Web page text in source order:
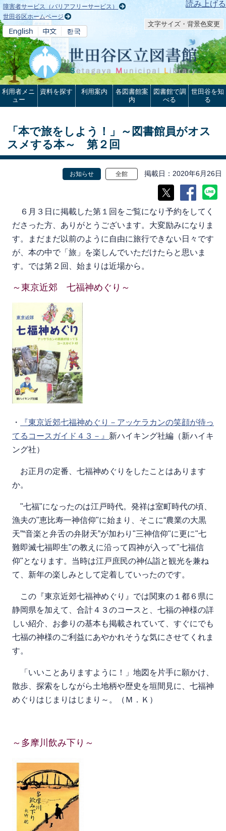
本文へ 読み上げる
障害者サービス（バリアフリーサービス）
世田谷区ホームページ
文字サイズ・背景色変更
利用者メニ
ュー
資料を探す 利用案内
各図書館案
内
図書館で調
べる
世田谷を知
る
「本で旅をしよう！」～図書館員がオス
スメする本～ 第２回
お知らせ 全館 掲載日 2020年6月26日
６月３日に掲載した第１回をご覧になり予約をしてく
ださった方、ありがとうございます。大変励みになりま
す。まだまだ以前のように自由に旅行できない日々です
が、本の中で「旅」を楽しんでいただけたらと思いま
す。では第２回、始まりは近場から。
～東京近郊 七福神めぐり～
・
『東京近郊七福神めぐり－アッケラカンの笑顔が待っ
てるコースガイド４３－』 新ハイキング社編（新ハイキ
ング社）
お正月の定番、七福神めぐりをしたことはあります
か。
"七福"になったのは江戸時代。発祥は室町時代の頃、
漁夫の"恵比寿一神信仰"に始まり、そこに“農業の大黒
天”“音楽と弁舌の弁財天”が加わり"三神信仰"に更に"七
難即滅七福即生"の教えに沿って四神が入って"七福信
仰"となります。当時は江戸庶民の神仏詣と観光を兼ね
て、新年の楽しみとして定着していったのです。
この『東京近郊七福神めぐり』では関東の１都６県に
静岡県を加えて、合計４３のコースと、七福の神様の詳
しい紹介、お参りの基本も掲載されていて、すぐにでも
七福の神様のご利益にあやかれそうな気にさせてくれま
す。
「いいことありますように！」地図を片手に願かけ、
散歩、探索をしながら土地柄や歴史を垣間見に、七福神
めぐりはじまりはじまり～。（Ｍ．Ｋ）
～多摩川飲み下り～